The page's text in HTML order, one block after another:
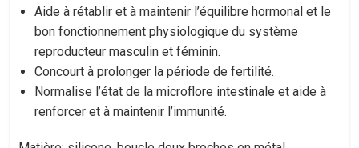
Aide à rétablir et à maintenir l’équilibre hormonal et le
bon fonctionnement physiologique du système
reproducteur masculin et féminin.
Concourt à prolonger la période de fertilité.
Normalise l’état de la microflore intestinale et aide à
renforcer et à maintenir l’immunité.